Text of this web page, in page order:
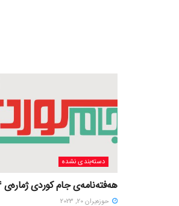
دسته‌بندی نشده
هەفتەنامەی جام کوردی ژمارەی 324
حوزه‌یران 20, 2023